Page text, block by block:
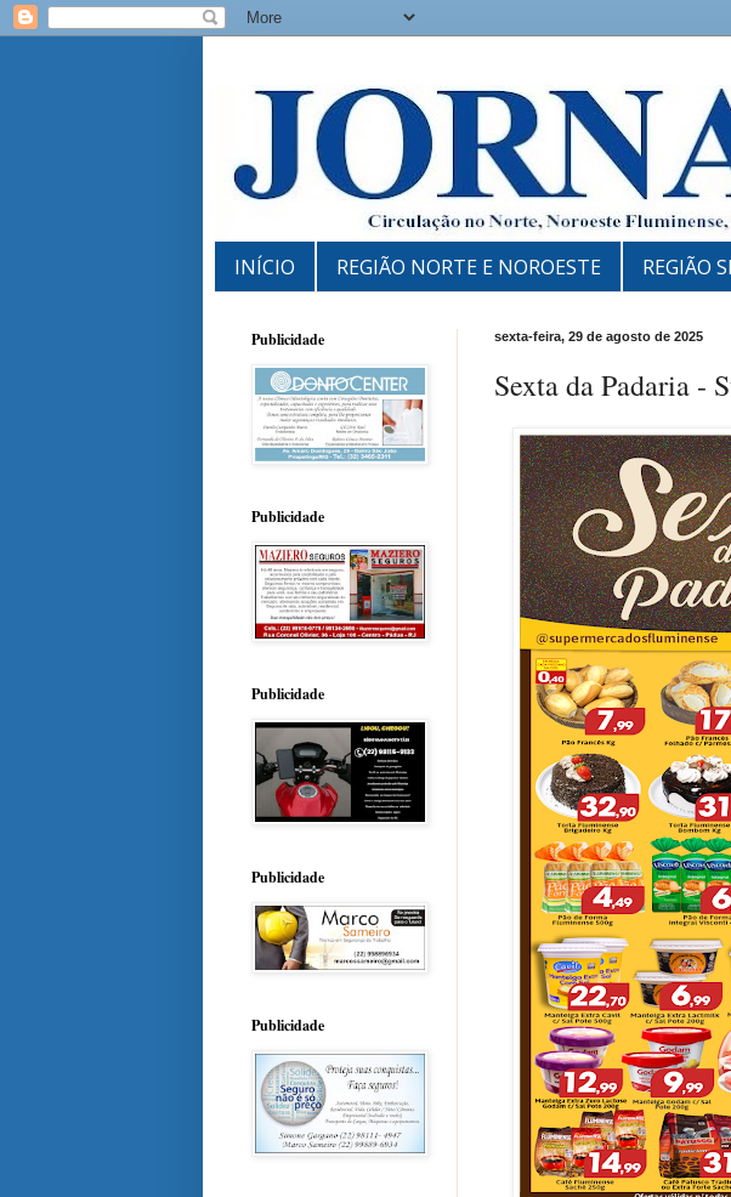
INÍCIO REGIÃO NORTE E NOROESTE REGIÃO
sexta-feira, 29 de agosto de 2025
Sexta da Padaria -
Publicidade
Publicidade
Publicidade
Publicidade
Publicidade